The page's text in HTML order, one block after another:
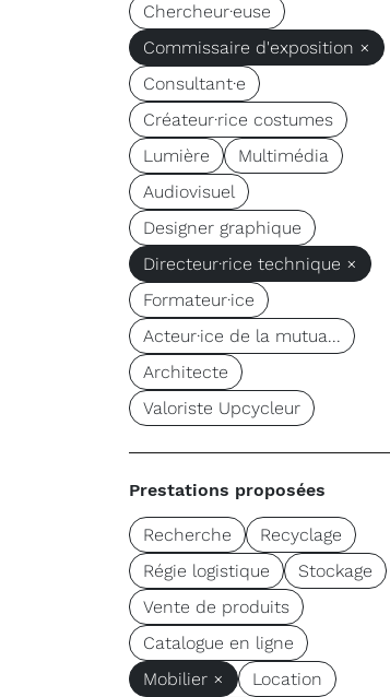
Chercheur·euse
Commissaire d'exposition ×
Consultant·e
Créateur·rice costumes
Lumière
Multimédia
Audiovisuel
Designer graphique
Directeur·rice technique ×
Formateur·ice
Acteur·ice de la mutua...
Architecte
Valoriste Upcycleur
Prestations proposées
Recherche
Recyclage
Régie logistique
Stockage
Vente de produits
Catalogue en ligne
Mobilier ×
Location